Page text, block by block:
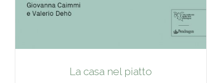
La casa nel piatto